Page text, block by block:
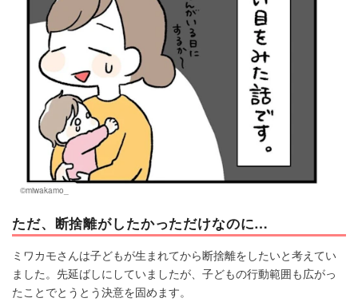
©miwakamo_
ただ、断捨離がしたかっただけなのに…
ミワカモさんは子どもが生まれてから断捨離をしたいと考えてい
ました。先延ばしにしていましたが、子どもの行動範囲も広がっ
たことでとうとう決意を固めます。